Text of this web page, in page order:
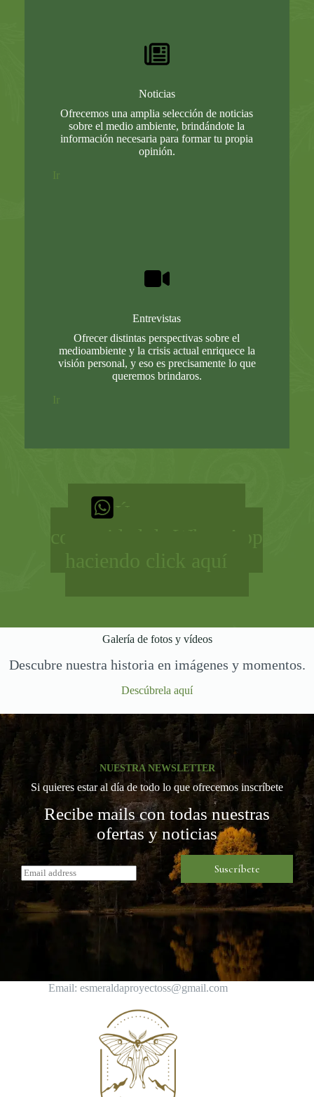
Noticias
Ofrecemos una amplia selección de noticias
sobre el medio ambiente, brindándote la
información necesaria para formar tu propia
opinión.
Ir
Entrevistas
Ofrecer distintas perspectivas sobre el
medioambiente y la crisis actual enriquece la
visión personal, y eso es precisamente lo que
queremos brindaros.
Ir
Únete a nuestra
comunidad de WhatsApp
haciendo click aquí
Galería de fotos y vídeos
Descubre nuestra historia en imágenes y momentos.
Descúbrela aquí
NUESTRA NEWSLETTER
Si quieres estar al día de todo lo que ofrecemos inscríbete
Recibe mails con todas nuestras
ofertas y noticias
E
m
i
Suscríbete
Email: esmeraldaproyectoss@gmail.com